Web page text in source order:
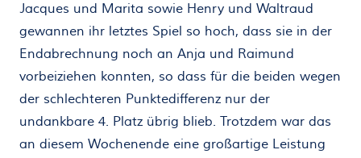
Jacques und Marita sowie Henry und Waltraud
gewannen ihr letztes Spiel so hoch, dass sie in der
Endabrechnung noch an Anja und Raimund
vorbeiziehen konnten, so dass für die beiden wegen
der schlechteren Punktedifferenz nur der
undankbare 4. Platz übrig blieb. Trotzdem war das
an diesem Wochenende eine großartige Leistung